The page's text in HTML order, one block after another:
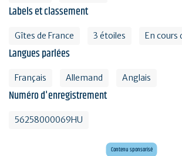
Labels et classement
Gîtes de France 3 étoiles En cours
Langues parlées
Français Allemand Anglais
Numéro d'enregistrement
56258000069HU
Contenu sponsorisé
Maxi mini golf 26 trous à deux pas de